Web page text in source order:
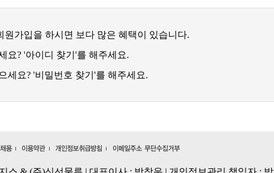
원가입을 하시면 보다 많은 혜택이 있습니다.
요? '아이디 찾기'를 해주세요.
세요? '비밀번호 찾기'를 해주세요.